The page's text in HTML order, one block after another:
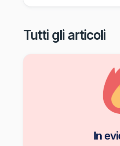
Tutti gli articoli
In